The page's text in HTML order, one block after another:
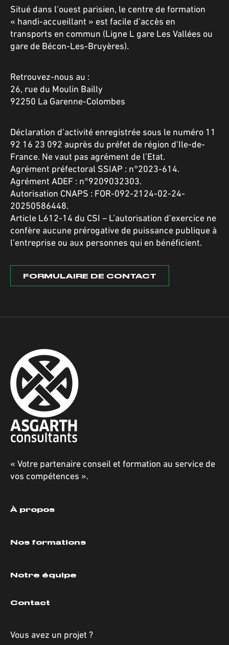
Situé dans l’ouest parisien, le centre de formation
« handi-accueillant » est facile d’accès en
transports en commun (Ligne L gare Les Vallées ou
gare de Bécon-Les-Bruyères).
Retrouvez-nous au :
26, rue du Moulin Bailly
92250 La Garenne-Colombes
Déclaration d’activité enregistrée sous le numéro 11
92 16 23 092 auprès du préfet de région d’Ile-de-
France. Ne vaut pas agrément de l’Etat.
Agrément préfectoral SSIAP : n°2023-614.
Agrément ADEF : n°9209032303.
Autorisation CNAPS : FOR-092-2124-02-24-
20250586448.
Article L612-14 du CSI – L’autorisation d’exercice ne
confère aucune prérogative de puissance publique à
l’entreprise ou aux personnes qui en bénéficient.
FORMULAIRE DE CONTACT
« Votre partenaire conseil et formation au service de
vos compétences ».
À propos
Nos formations
Notre équipe
Contact
Vous avez un projet ?